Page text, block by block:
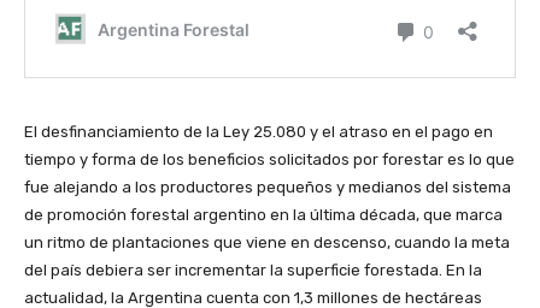
El desfinanciamiento de la Ley 25.080 y el atraso en el pago en
tiempo y forma de los beneficios solicitados por forestar es lo que
fue alejando a los productores pequeños y medianos del sistema
de promoción forestal argentino en la última década, que marca
un ritmo de plantaciones que viene en descenso, cuando la meta
del país debiera ser incrementar la superficie forestada. En la
actualidad, la Argentina cuenta con 1,3 millones de hectáreas